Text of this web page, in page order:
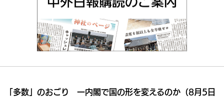
「多数」のおごり 一内閣で国の形を変えるのか（8月5日